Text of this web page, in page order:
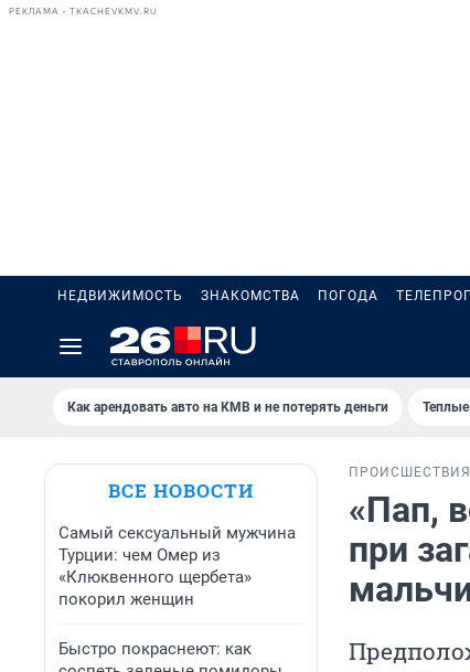
РЕКЛАМА • TKACHEVKMV.RU
НЕДВИЖИМОСТЬ ЗНАКОМСТВА ПОГОДА
Как арендовать авто на КМВ и не потерять деньги
ВСЕ НОВОСТИ
Самый сексуальный мужчина
Турции: чем Омер из
«Клюквенного щербета»
покорил женщин
Быстро покраснеют: как
ПРОИСШЕСТВИЯ
«Пап,
при